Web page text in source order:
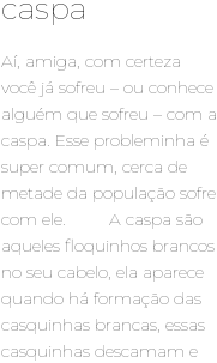
caspa
Aí, amiga, com certeza
você já sofreu – ou conhece
alguém que sofreu – com a
caspa. Esse probleminha é
super comum, cerca de
metade da população sofre
com ele. A caspa são
aqueles floquinhos brancos
no seu cabelo, ela aparece
quando há formação das
casquinhas brancas, essas
casquinhas descamam e